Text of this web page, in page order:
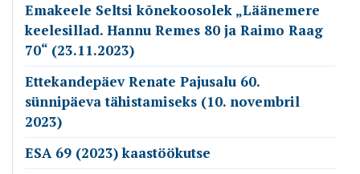
Emakeele Seltsi kõnekoosolek „Läänemere
keelesillad. Hannu Remes 80 ja Raimo Raag
70“ (23.11.2023)
Ettekandepäev Renate Pajusalu 60.
sünnipäeva tähistamiseks (10. novembril
2023)
ESA 69 (2023) kaastöökutse